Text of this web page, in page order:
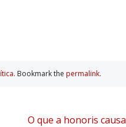
. Bookmark the permalink.
O que a honoris causa